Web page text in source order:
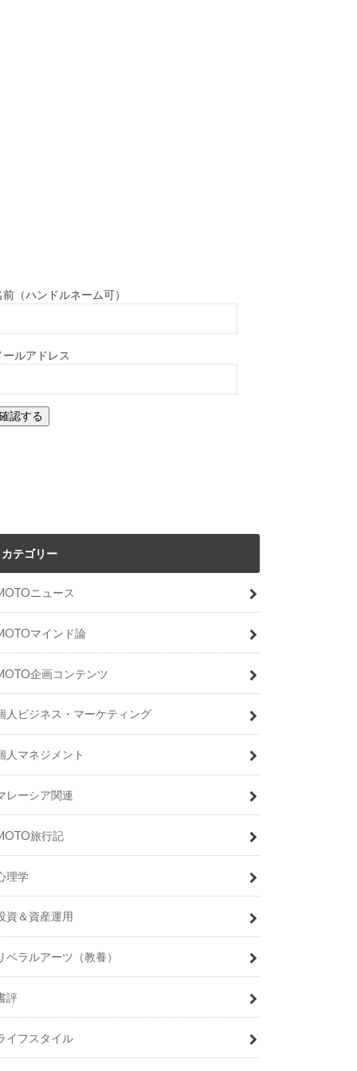
前（ハンドルネーム可）
ールアドレス
カテゴリー
ニュース
マインド論
企画コンテンツ
人ビジネス・マーケティング
人マネジメント
レーシア関連
旅行記
理学
資＆資産運用
ベラルアーツ（教養）
評
イフスタイル